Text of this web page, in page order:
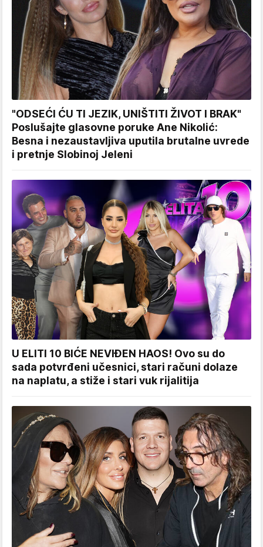
"ODSEĆI ĆU TI JEZIK, UNIŠTITI ŽIVOT I BRAK"
Poslušajte glasovne poruke Ane Nikolić:
Besna i nezaustavljiva uputila brutalne uvrede
i pretnje Slobinoj Jeleni
U ELITI 10 BIĆE NEVIĐEN HAOS! Ovo su do
sada potvrđeni učesnici, stari računi dolaze
na naplatu, a stiže i stari vuk rijalitija